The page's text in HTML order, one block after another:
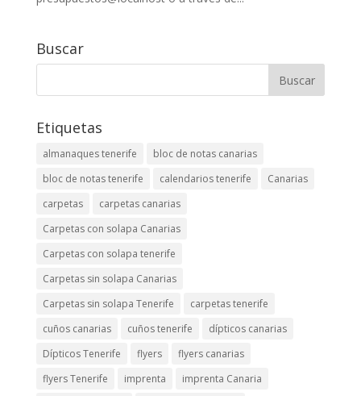
Buscar
Etiquetas
almanaques tenerife
bloc de notas canarias
bloc de notas tenerife
calendarios tenerife
Canarias
carpetas
carpetas canarias
Carpetas con solapa Canarias
Carpetas con solapa tenerife
Carpetas sin solapa Canarias
Carpetas sin solapa Tenerife
carpetas tenerife
cuños canarias
cuños tenerife
dípticos canarias
Dípticos Tenerife
flyers
flyers canarias
flyers Tenerife
imprenta
imprenta Canaria